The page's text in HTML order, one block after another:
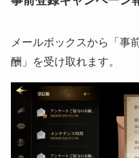
メールボックスから「事
酬」を受け取れます。